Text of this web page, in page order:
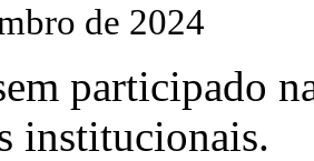
de 2024
participado
institucionais.